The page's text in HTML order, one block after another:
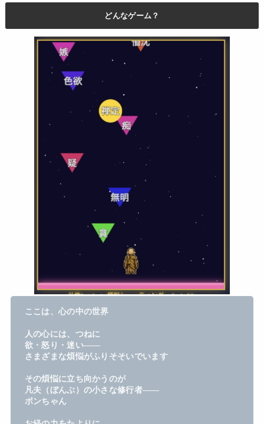
どんなゲーム？
ここは、心の中の世界
人の心には、つねに
欲・怒り・迷い――
さまざまな煩悩がふりそそいでいます
その煩悩に立ち向かうのが
凡夫（ぼんぶ）の小さな修行者――
ボンちゃん